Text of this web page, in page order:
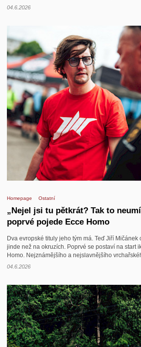
04.6.2026
Homepage Ostatní
„Nejel jsi tu pětkrát? Tak to
poprvé pojede Ecce Homo
Dva evropské tituly jeho tým má. Teď Jiří
jinde než na okruzích. Poprvé se postaví na start
Homo. Nejznámějšího a nejslavnějšího
04.6.2026